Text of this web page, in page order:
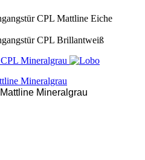
Mineralgrau
Mineralgrau